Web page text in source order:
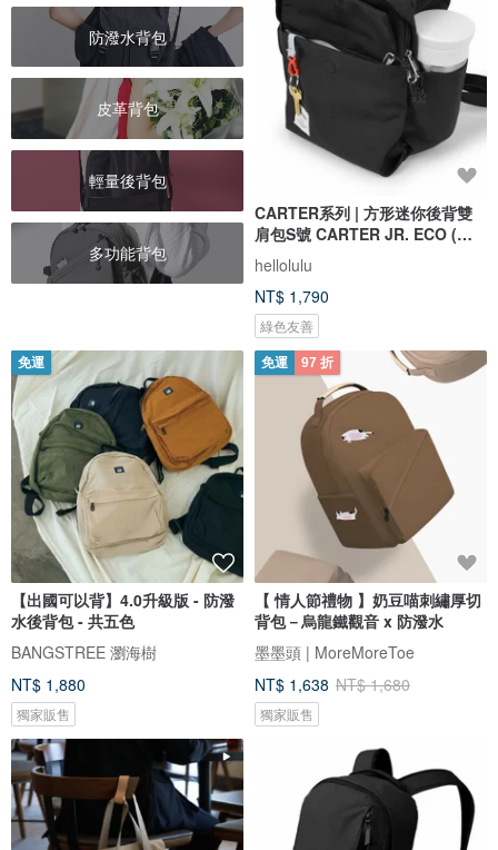
防潑水背包
皮革背包
輕量後背包
多功能背包
CARTER系列 | 方形迷你後背雙
肩包S號 CARTER JR. ECO (暗
黑)
hellolulu
NT$ 1,790
綠色友善
免運
【出國可以背】4.0升級版 - 防潑
水後背包 - 共五色
BANGSTREE 瀏海樹
NT$ 1,880
獨家販售
免運 97 折
【 情人節禮物 】奶豆喵刺繡厚切
背包－烏龍鐵觀音 x 防潑水
墨墨頭 | MoreMoreToe
NT$ 1,638 NT$ 1,680
獨家販售